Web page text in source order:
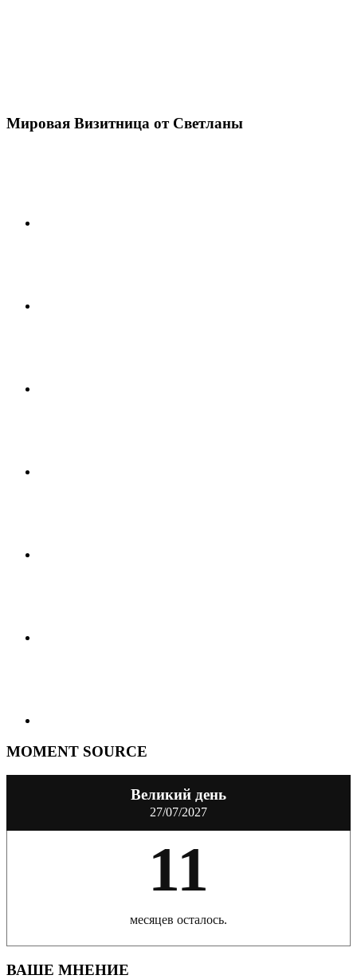
Мировая Визитница от Светланы
MOMENT SOURCE
Великий день
27/07/2027
11
месяцев осталось.
ВАШЕ МНЕНИЕ